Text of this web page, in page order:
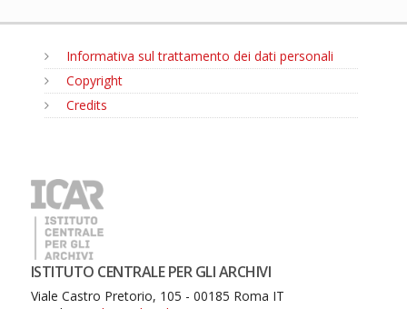
Informativa sul trattamento dei dati personali
Copyright
Credits
ISTITUTO CENTRALE PER GLI ARCHIVI
Viale Castro Pretorio, 105 - 00185 Roma IT